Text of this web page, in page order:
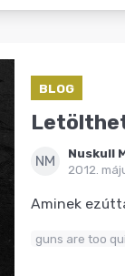
BLOG
NM
Nuskull
2012.
Aminek
guns are too